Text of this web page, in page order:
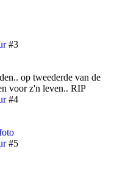
#3
op tweederde van de
voor z'n leven.. RIP
#4
#5